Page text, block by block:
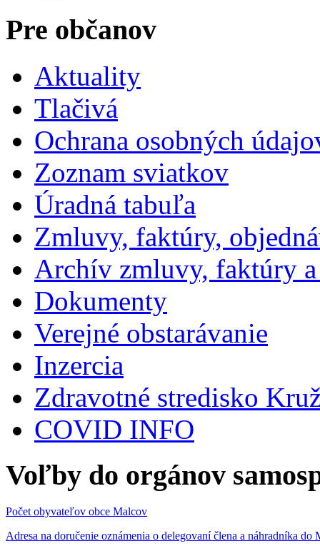
Pre občanov
Aktuality
Tlačivá
Ochrana osobných
Zoznam sviatkov
Úradná tabuľa
Zmluvy, faktúry,
Archív zmluvy, faktúry
Dokumenty
Verejné obstarávanie
Inzercia
Zdravotné stredisko
COVID INFO
Voľby do orgánov
Počet obyvateľov obce Malcov
Adresa na doručenie oznámenia o delegovaní člena a náhradníka